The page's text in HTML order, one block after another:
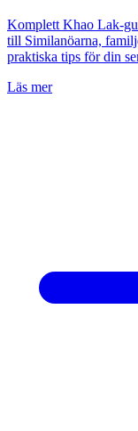
Komplett Khao Lak-
till Similanöarna,
praktiska tips för din
Läs mer